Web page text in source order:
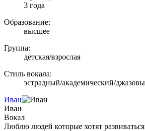
3 года
Образование:
высшее
Группа:
детская/взрослая
Стиль вокала:
эстрадный/академический/
Иван
Иван
Вокал
Люблю людей которые хотят